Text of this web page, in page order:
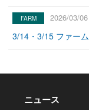
2026/03/06
3/14・3/15 ファー
ニュース